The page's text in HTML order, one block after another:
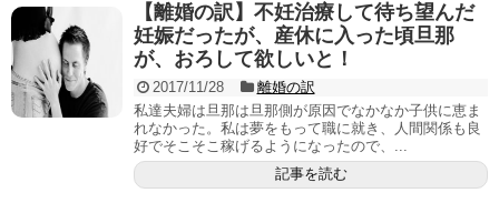
【離婚の訳】不妊治療して待ち望んだ
妊娠だったが、産休に入った頃旦那
が、おろして欲しいと！
2017/11/28
離婚の訳
私達夫婦は旦那は旦那側が原因でなかなか子供に恵ま
れなかった。私は夢をもって職に就き、人間関係も良
好でそこそこ稼げるようになったので、...
記事を読む